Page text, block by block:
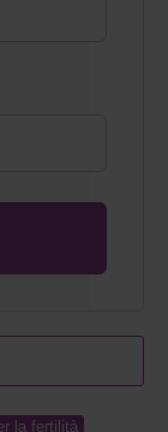
la fertilità